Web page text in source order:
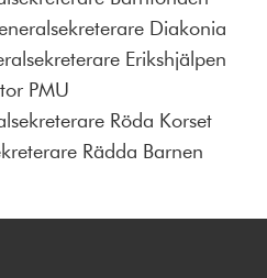
Diakonia
Erikshjälpen
PMU
Röda Korset
Rädda Barnen